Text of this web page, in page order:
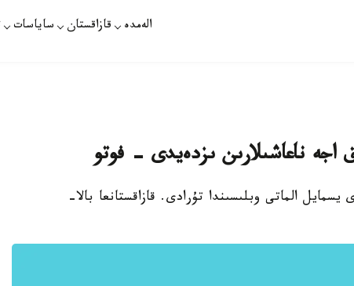
الەمدە قازاقستان ساياسات
الماتى وبلىسىندا تۇرادى. قازاقستانعا بالا-